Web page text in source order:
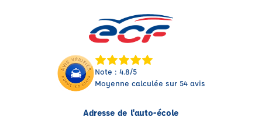
Note : 4.8/5
Moyenne calculée sur 54 avis
Adresse de l'auto-école